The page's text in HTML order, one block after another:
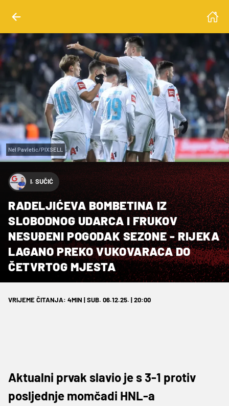
Nel Pavletic/PIXSELL
I. SUČIĆ
RADELJIĆEVA BOMBETINA IZ
SLOBODNOG UDARCA I FRUKOV
NESUĐENI POGODAK SEZONE - RIJEKA
LAGANO PREKO VUKOVARACA DO
ČETVRTOG MJESTA
VRIJEME ČITANJA: 4MIN | SUB. 06.12.25. | 20:00
Aktualni prvak slavio je s 3-1 protiv
posljednje momčadi HNL-a